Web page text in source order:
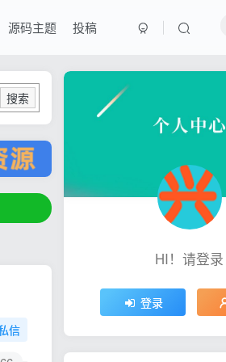
源码主题 投稿
搜索
信
HI！请登录
登录